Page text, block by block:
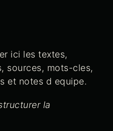
ici les textes,
sources, mots-cles,
et notes d equipe.
la